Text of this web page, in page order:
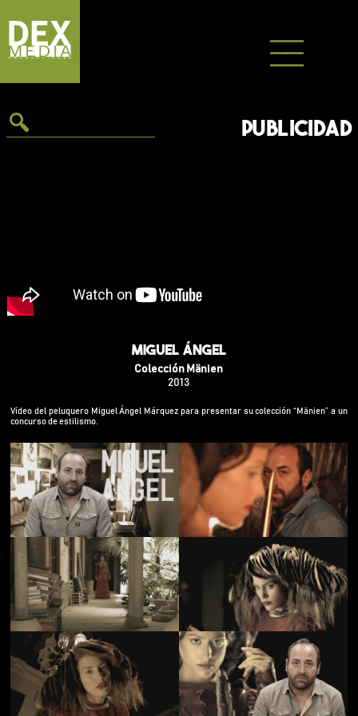
contenido
PUBLICIDAD
Miguel Ángel
Colección Mänien
2013
Vídeo del peluquero Miguel Ángel Márquez para presentar su colección “Mänien” a un
concurso de estilismo.